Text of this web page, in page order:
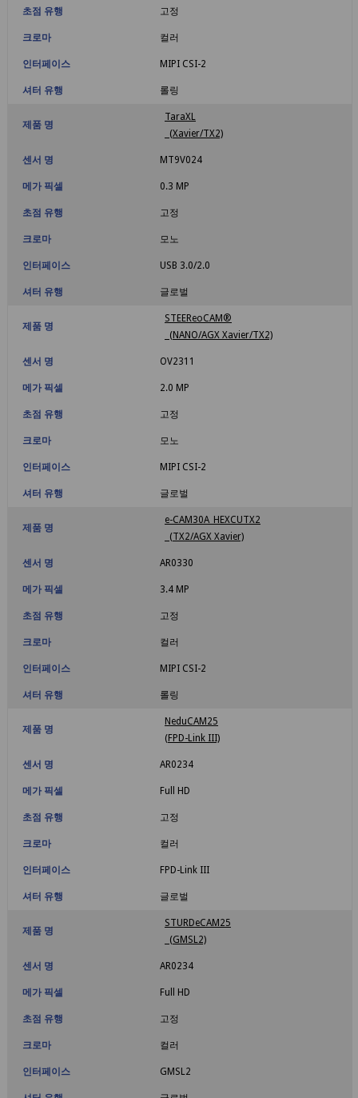
초점 유행 고정
크로마 컬러
인터페이스 MIPI CSI-2
셔터 유행 롤링
제품 명
TaraXL
(Xavier/TX2)
센서 명 MT9V024
메가 픽셀 0.3 MP
초점 유행 고정
크로마 모노
인터페이스 USB 3.0/2.0
셔터 유행 글로벌
제품 명
STEEReoCAM®
(NANO/AGX Xavier/TX2)
센서 명 OV2311
메가 픽셀 2.0 MP
초점 유행 고정
크로마 모노
인터페이스 MIPI CSI-2
셔터 유행 글로벌
제품 명
e-CAM30A_HEXCUTX2
(TX2/AGX Xavier)
센서 명 AR0330
메가 픽셀 3.4 MP
초점 유행 고정
크로마 컬러
인터페이스 MIPI CSI-2
셔터 유행 롤링
제품 명
NeduCAM25
(FPD-Link III)
센서 명 AR0234
메가 픽셀 Full HD
초점 유행 고정
크로마 컬러
인터페이스 FPD-Link III
셔터 유행 글로벌
제품 명
STURDeCAM25
(GMSL2)
센서 명 AR0234
메가 픽셀 Full HD
초점 유행 고정
크로마 컬러
인터페이스 GMSL2